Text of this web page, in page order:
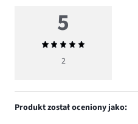
5
Średnia
ocena
2
Produkt został oceniony jako: